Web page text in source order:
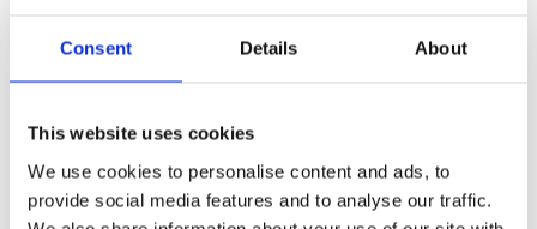
Consent Details About
This website uses cookies
We use cookies to personalise content and ads, to
provide social media features and to analyse our traffic.
modo completamente automatico, a tutto il mondo,
ricevere non soltanto risposte dettagliate, ma anche
Per poter integrare le informazioni di threat intelligence